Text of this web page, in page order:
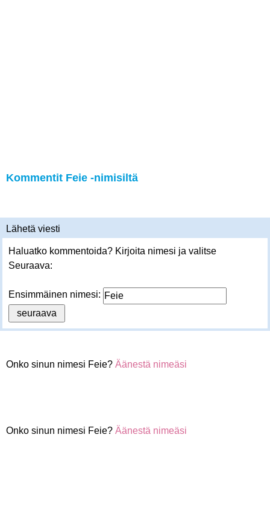
Kommentit Feie -nimisiltä
Lähetä viesti
Haluatko kommentoida? Kirjoita nimesi ja valitse
Seuraava:
Ensimmäinen nimesi:
Onko sinun nimesi Feie? Äänestä nimeäsi
Onko sinun nimesi Feie? Äänestä nimeäsi